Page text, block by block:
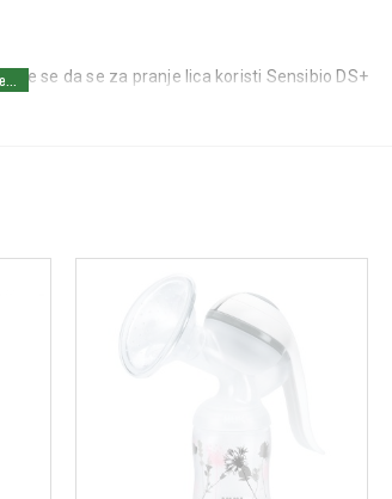
se da se za pranje lica koristi Sensibio DS+